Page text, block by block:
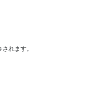
れます。